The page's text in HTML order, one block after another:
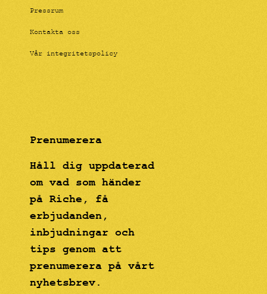
Pressrum
Kontakta oss
Vår integritetspolicy
Prenumerera
Håll dig uppdaterad
om vad som händer
på Riche, få
erbjudanden,
inbjudningar och
tips genom att
prenumerera på vårt
nyhetsbrev.